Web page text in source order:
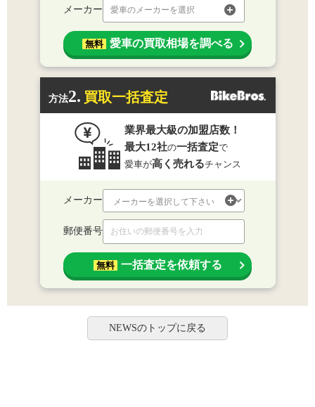
メーカー 愛車のメーカーを選択
無料 愛車の買取相場を調べる
方法2. 買取一括査定
業界最大級の加盟店数！
最大12社の一括査定で
愛車が高く売れるチャンス
メーカー
郵便番号
無料 一括査定を依頼する
NEWSのトップに戻る